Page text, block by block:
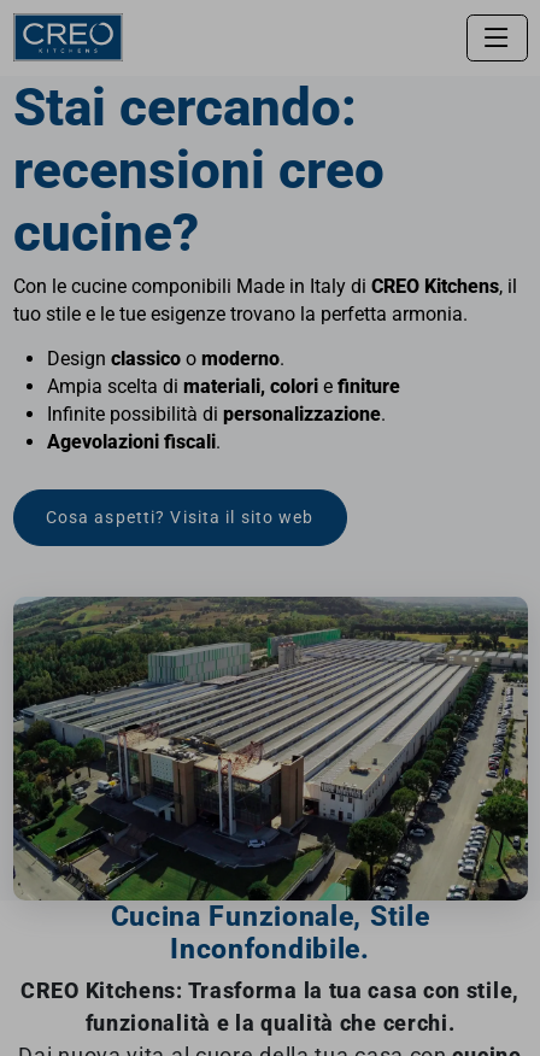
Stai cercando:
recensioni creo
cucine?
Con le cucine componibili Made in Italy di CREO Kitchens, il
tuo stile e le tue esigenze trovano la perfetta armonia.
Design classicoo moderno.
Ampia scelta di materiali, colorie finiture
Infinite possibilità di personalizzazione.
Agevolazioni fiscali.
Cosa aspetti? Visita il sito web
Cucina Funzionale, Stile
Inconfondibile.
CREO Kitchens: Trasforma la tua casa con stile,
funzionalità e la qualità che cerchi.